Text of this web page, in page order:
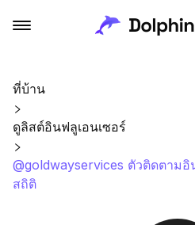
ที่บ้าน
ดูลิสต์อินฟลูเอนเซอร์
@goldwayservices ตัวติดตามอิ
สถิติ